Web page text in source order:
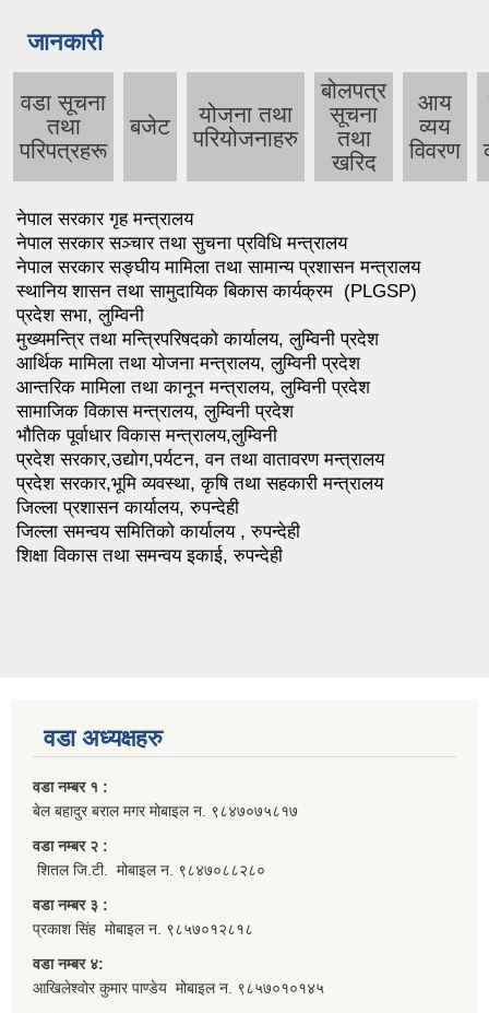
जानकारी
वडा सूचना
तथा
परिपत्रहरू
बजेट
योजना तथा
परियोजनाहरु
बोलपत्र
सूचना
तथा
खरिद
आय
व्यय
विवरण
नेपाल सरकार गृह मन्त्रालय
नेपाल सरकार सञ्चार तथा सुचना प्रविधि मन्त्रालय
नेपाल सरकार सङ्घीय मामिला तथा सामान्य प्रशासन मन्त्रालय
स्थानिय शासन तथा सामुदायिक बिकास कार्यक्रम (PLGSP)
प्रदेश सभा, लुम्विनी
मुख्यमन्त्रि तथा मन्त्रिपरिषदको कार्यालय, लुम्विनी प्रदेश
आर्थिक मामिला तथा योजना मन्त्रालय, लुम्विनी प्रदेश
आन्तरिक मामिला तथा कानून मन्त्रालय, लुम्विनी प्रदेश
सामाजिक विकास मन्त्रालय, लुम्विनी प्रदेश
भौतिक पूर्वाधार विकास मन्त्रालय,लुम्विनी
प्रदेश सरकार,उद्याेग,पर्यटन, वन तथा वातावरण मन्त्रालय
प्रदेश सरकार,भूमि व्यवस्था, कृषि तथा सहकारी मन्त्रालय
जिल्ला प्रशासन कार्यालय, रुपन्देही
जिल्ला समन्वय समितिको कार्यालय , रुपन्देही
शिक्षा विकास तथा समन्वय इकाई, रुपन्देही
वडा अध्यक्षहरु
वडा नम्बर १ :
बेल बहादुर बराल मगर मोबाइल न. ९८४७०७५८१७
वडा नम्बर २ :
शितल जि.टी. मोबाइल न. ९८४७०८८२८०
वडा नम्बर ३ :
प्रकाश सिंह मोबाइल न. ९८५७०१२८१८
वडा नम्बर ४:
आखिलेश्वोर कुमार पाण्डेय मोबाइल न. ९८५७०१०१४५